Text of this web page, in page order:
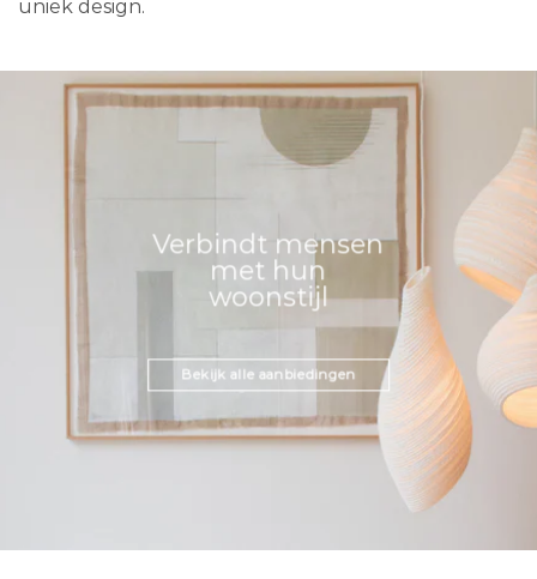
uniek design.
Verbindt mensen
met hun
woonstijl
Bekijk alle aanbiedingen